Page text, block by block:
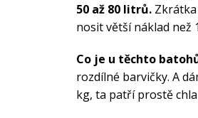
50 až 80 litrů.
nosit větší náklad než
Co je u těchto
rozdílné barvičky. A
kg, ta patří prostě